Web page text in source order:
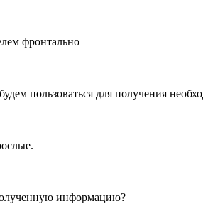
фронтально
пользоваться для получения
информацию?